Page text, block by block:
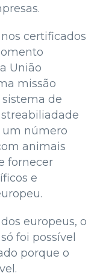
certificados
União
missão
de
um número
animais
fornecer
e
europeus, o
foi possível
porque o